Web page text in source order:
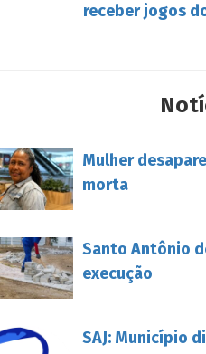
receber jogos
Mulher
morta
Santo Antônio
execução
SAJ: Município